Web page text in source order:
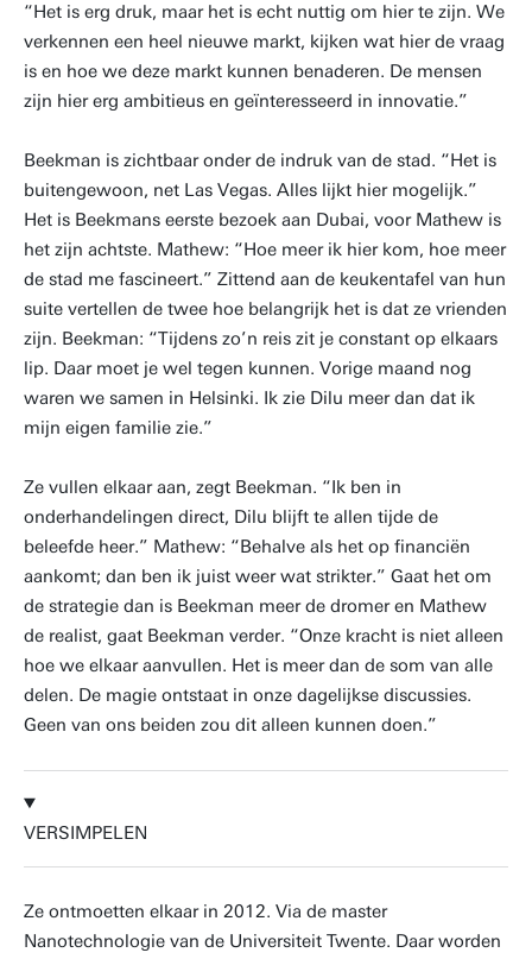
“Het is erg druk, maar het is echt nuttig om hier te zijn. We
verkennen een heel nieuwe markt, kijken wat hier de vraag
is en hoe we deze markt kunnen benaderen. De mensen
zijn hier erg ambitieus en geïnteresseerd in innovatie.”
Beekman is zichtbaar onder de indruk van de stad. “Het is
buitengewoon, net Las Vegas. Alles lijkt hier mogelijk.”
Het is Beekmans eerste bezoek aan Dubai, voor Mathew is
het zijn achtste. Mathew: “Hoe meer ik hier kom, hoe meer
de stad me fascineert.” Zittend aan de keukentafel van hun
suite vertellen de twee hoe belangrijk het is dat ze vrienden
zijn. Beekman: “Tijdens zo’n reis zit je constant op elkaars
lip. Daar moet je wel tegen kunnen. Vorige maand nog
waren we samen in Helsinki. Ik zie Dilu meer dan dat ik
mijn eigen familie zie.”
Ze vullen elkaar aan, zegt Beekman. “Ik ben in
onderhandelingen direct, Dilu blijft te allen tijde de
beleefde heer.” Mathew: “Behalve als het op financiën
aankomt; dan ben ik juist weer wat strikter.” Gaat het om
de strategie dan is Beekman meer de dromer en Mathew
de realist, gaat Beekman verder. “Onze kracht is niet alleen
hoe we elkaar aanvullen. Het is meer dan de som van alle
delen. De magie ontstaat in onze dagelijkse discussies.
Geen van ons beiden zou dit alleen kunnen doen.”
VERSIMPELEN
Ze ontmoetten elkaar in 2012. Via de master
Nanotechnologie van de Universiteit Twente. Daar worden